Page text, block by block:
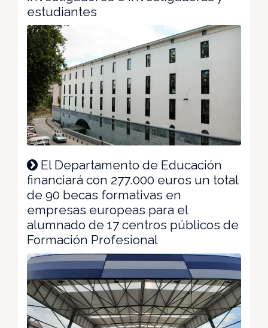
estudiantes
El Departamento de Educación
financiará con 277.000 euros un total
de 90 becas formativas en
empresas europeas para el
alumnado de 17 centros públicos de
Formación Profesional